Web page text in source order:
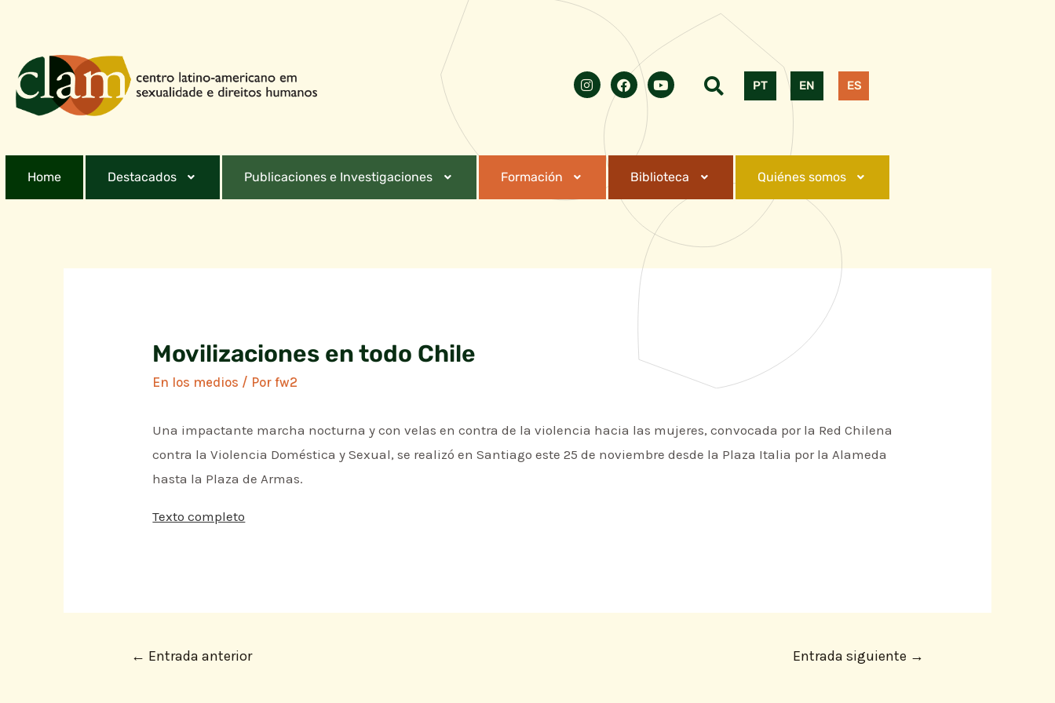
PT EN ES
Home Destacados Publicaciones e Investigaciones Formación Biblioteca Quiénes somos
Movilizaciones en todo Chile
En los medios / Porfw2
Una impactante marcha nocturna y con velas en contra de la violencia hacia las mujeres, convocada por la Red Chilena
contra la Violencia Doméstica y Sexual, se realizó en Santiago este 25 de noviembre desde la Plaza Italia por la Alameda
hasta la Plaza de Armas.
Texto completo
← Entrada anterior Entrada siguiente →